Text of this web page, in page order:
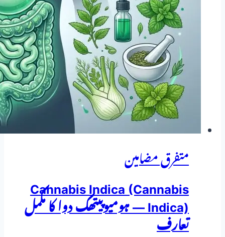
تعارف
متفرق مضامین
Cannabis Indica (Cannabis
Indica) — ہومیوپیتھک دوا کا مکمل
تعارف